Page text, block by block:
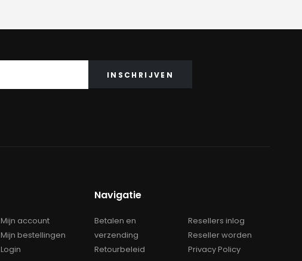
Mijn account
Mijn bestellingen
Login
Navigatie
Betalen en
verzending
Retourbeleid
Resellers inlog
Reseller worden
Privacy Policy